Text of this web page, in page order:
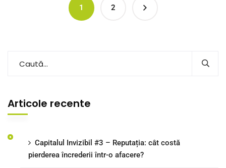
1 2
Articole recente
Capitalul Invizibil #3 – Reputația: cât costă
pierderea încrederii într-o afacere?